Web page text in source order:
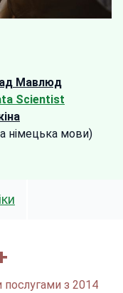
Мавлюд
Scientist
німецька мови)
послугами з 2014